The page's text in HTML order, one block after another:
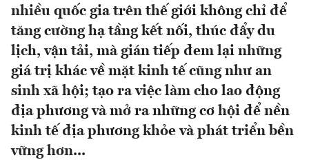
nhiều quốc gia trên thế giới không chỉ để
tăng cường hạ tầng kết nối, thúc đẩy du
lịch, vận tải, mà gián tiếp đem lại những
giá trị khác về mặt kinh tế cũng như an
sinh xã hội; tạo ra việc làm cho lao động
địa phương và mở ra những cơ hội để nền
kinh tế địa phương khỏe và phát triển bền
vững hơn...